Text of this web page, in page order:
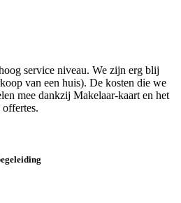
service niveau. We zijn erg blij
van een huis). De kosten die we
mee dankzij Makelaar-kaart en het